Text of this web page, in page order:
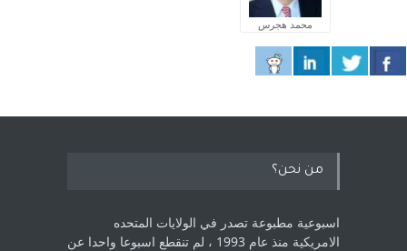
محمد هجرس
من نحن؟
اسبوعية مطبوعة تصدر في الولايات المتحده
الامريكية منذ عام 1993 ، لم ‏تنقطع اسبوعا واحدا عن